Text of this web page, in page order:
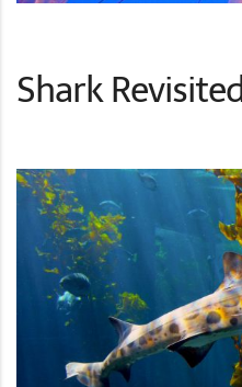
Shark Revisited